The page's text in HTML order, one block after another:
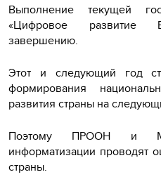
Выполнение текущей
«Цифровое развитие
завершению.
Этот и следующий год
формирования
развития страны на
Поэтому ПРООН и
информатизации проводят
страны.